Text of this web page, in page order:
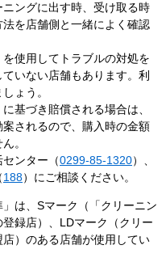
ングに出す時、受け取る時
を店舗側と一緒によく確認
を使用してトラブルの対処を
いない店舗もあります。利
ょう。
基づき賠償される場合は、
されるので、購入時の金額
。
ンター（0299-85-1320）、
188）にご相談ください。
は、Sマーク（「クリーニン
録店）、LDマーク（クリー
）のある店舗が使用してい